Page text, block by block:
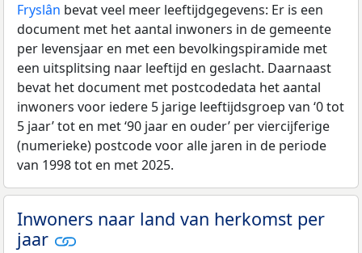
Fryslân bevat veel meer leeftijdgegevens: Er is een
document met het aantal inwoners in de gemeente
per levensjaar en met een bevolkingspiramide met
een uitsplitsing naar leeftijd en geslacht. Daarnaast
bevat het document met postcodedata het aantal
inwoners voor iedere 5 jarige leeftijdsgroep van ‘0 tot
5 jaar’ tot en met ‘90 jaar en ouder’ per viercijferige
(numerieke) postcode voor alle jaren in de periode
van 1998 tot en met 2025.
Inwoners naar land van herkomst per
jaar